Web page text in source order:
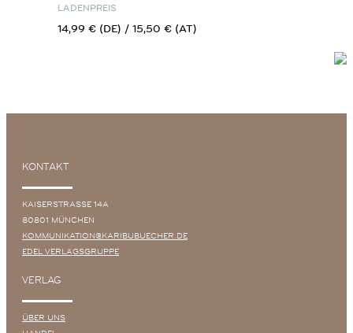
LADENPREIS
14,99 € (DE) / 15,50 € (AT)
KONTAKT
KAISERSTRASSE 14A
80801 MÜNCHEN
KOMMUNIKATION@KARIBUBUECHER.DE
EDEL VERLAGSGRUPPE
VERLAG
ÜBER UNS